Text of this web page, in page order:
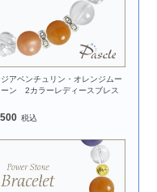
アベンチュリン・オレンジムー
ーン 2カラーレディースブレス